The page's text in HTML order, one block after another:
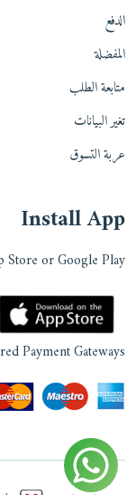
الدفع
المفضلة
متابعة الطلب
تغير البيانات
عربة التسوق
Install App
Store or Google Play
Payment Gateways